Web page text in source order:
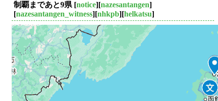
制覇まであと9県 [notice][nazesantangen]
[nazesantangen_witness][nhkpb][helkatsu]